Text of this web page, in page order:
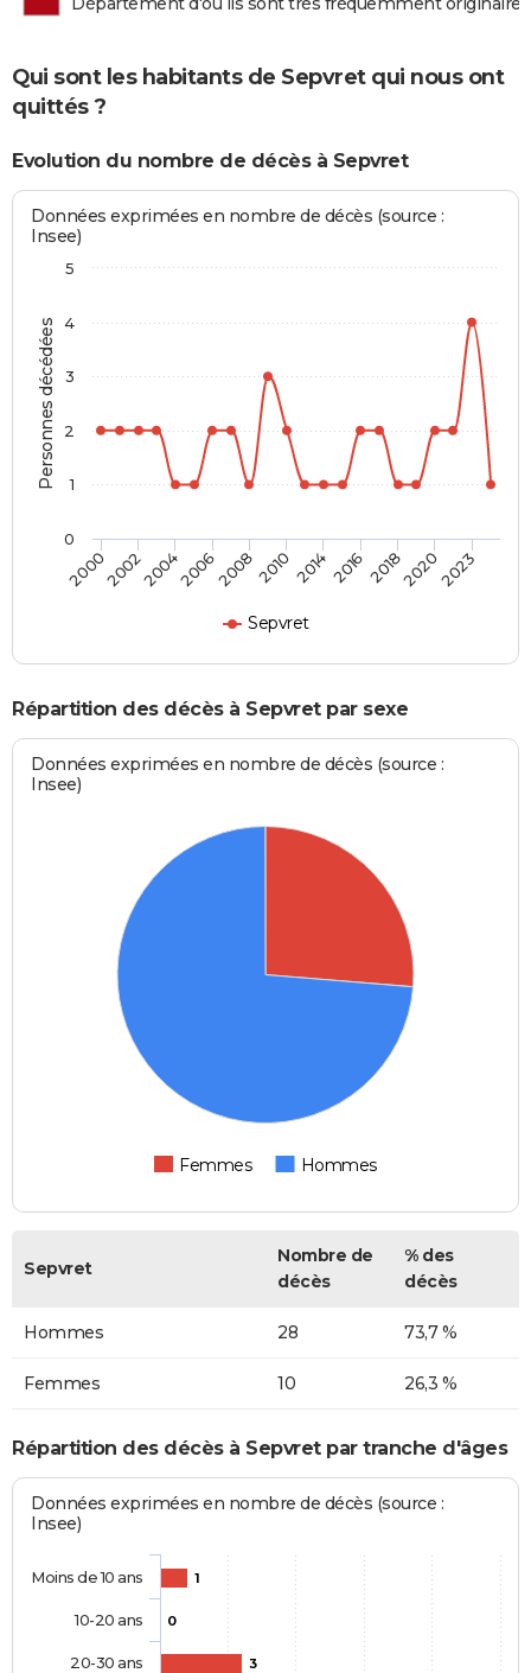
Qui sont les habitants de Sepvret qui nous ont
quittés ?
Evolution du nombre de décès à Sepvret
Personnes décédées
Données exprimées en nombre de décès (source :
Insee)
Sepvret
200020022004200620082010 20142016201820202023
0
1
2
3
4
5
Répartition des décès à Sepvret par sexe
Données exprimées en nombre de décès (source :
Insee)
Femmes Hommes
Sepvret
Nombre de
décès
% des
décès
Hommes 28 73,7 %
Femmes 10 26,3 %
Répartition des décès à Sepvret par tranche d'âges
Données exprimées en nombre de décès (source :
Insee)
1
0
3
Moins de 10 ans
10-20 ans
20-30 ans